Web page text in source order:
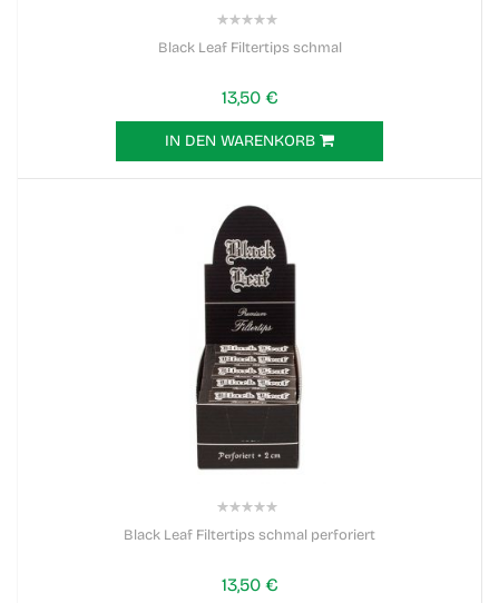
Black Leaf Filtertips schmal
13,50 €
IN DEN WARENKORB
Black Leaf Filtertips schmal perforiert
13,50 €